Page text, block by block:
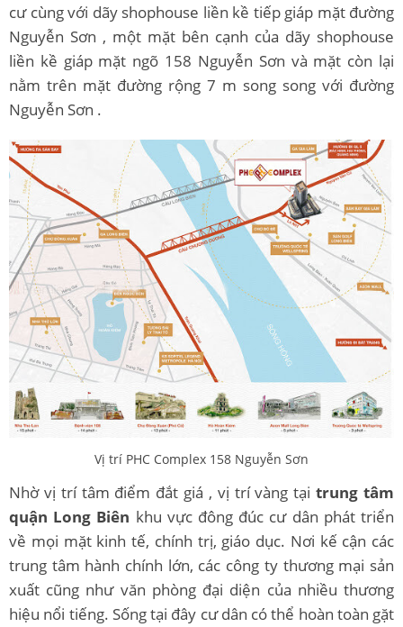
cư cùng với dãy shophouse liền kề tiếp giáp mặt đường
Nguyễn Sơn , một mặt bên cạnh của dãy shophouse
liền kề giáp mặt ngõ 158 Nguyễn Sơn và mặt còn lại
nằm trên mặt đường rộng 7 m song song với đường
Nguyễn Sơn .
Vị trí PHC Complex 158 Nguyễn Sơn
Nhờ vị trí tâm điểm đắt giá , vị trí vàng tạitrung tâm
quận Long Biên khu vực đông đúc cư dân phát triển
về mọi mặt kinh tế, chính trị, giáo dục. Nơi kế cận các
trung tâm hành chính lớn, các công ty thương mại sản
xuất cũng như văn phòng đại diện của nhiều thương
hiệu nổi tiếng. Sống tại đây cư dân có thể hoàn toàn gặt